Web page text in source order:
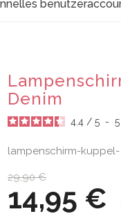
Denim
4.4 / 5 - 5
lampenschirm-kuppel-
29,90 €
14,95 €